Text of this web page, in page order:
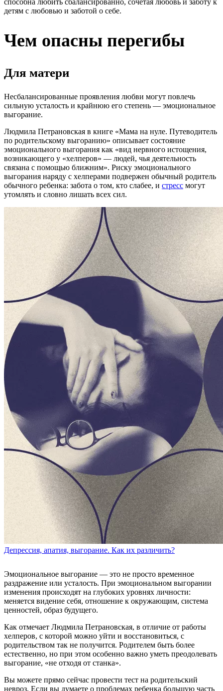
детям с любовью и заботой о себе.
Чем опасны перегибы
Для матери
Несбалансированные проявления любви могут повлечь
сильную усталость и крайнюю его степень — эмоциональное
выгорание.
Людмила Петрановская в книге «Мама на нуле. Путеводитель
по родительскому выгоранию» описывает состояние
эмоционального выгорания как «вид нервного истощения,
возникающего у «хелперов» — людей, чья деятельность
связана с помощью ближним». Риску эмоционального
выгорания наряду с хелперами подвержен обычный родитель
обычного ребенка: забота о том, кто слабее, и стресс могут
утомлять и словно лишать всех сил.
Депрессия, апатия, выгорание. Как их различить?
Эмоциональное выгорание — это не просто временное
раздражение или усталость. При эмоциональном выгорании
изменения происходят на глубоких уровнях личности:
меняется видение себя, отношение к окружающим, система
ценностей, образ будущего.
Как отмечает Людмила Петрановская, в отличие от работы
хелперов, с которой можно уйти и восстановиться, с
родительством так не получится. Родителем быть более
естественно, но при этом особенно важно уметь преодолевать
выгорание, «не отходя от станка».
Вы можете прямо сейчас провести тест на родительский
невроз. Если вы думаете о проблемах ребенка большую часть